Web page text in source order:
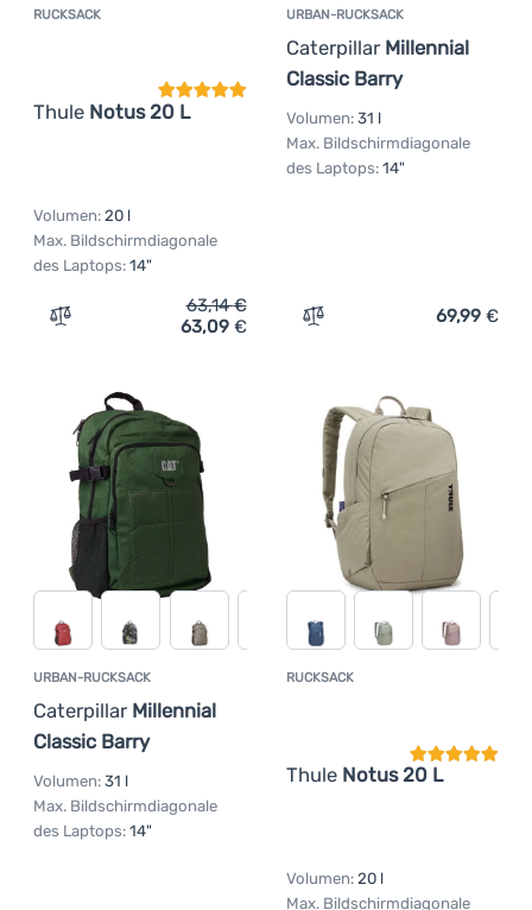
RUCKSACK
Thule Notus 20 L
Kundenbewertung
Volumen: 20 l
Max. Bildschirmdiagonale
des Laptops: 14"
Zum Vergleich 'Rucksack Thule Notus 20 L' hinzufügen
63,14€
63,09 €
URBAN-RUCKSACK
Caterpillar Millennial
Classic Barry
Volumen: 31 l
Max. Bildschirmdiagonale
des Laptops: 14"
Zum Vergleich 'Urban-
69,99 €
URBAN-RUCKSACK
Caterpillar Millennial
Classic Barry
Volumen: 31 l
Max. Bildschirmdiagonale
des Laptops: 14"
RUCKSACK
Thule Notus 20 L
Volumen: 20 l
Max. Bildschirmdiagonale